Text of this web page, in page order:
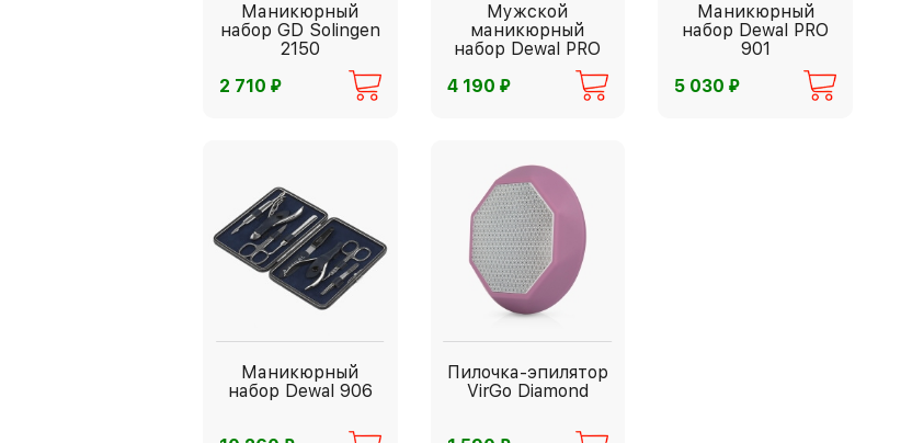
Маникюрный
набор GD Solingen
2150
2 710 ⃏
Мужской
маникюрный
набор Dewal PRO
4 190 ⃏
Маникюрный
набор Dewal PRO
901
5 030⃏
Маникюрный
набор Dewal 906
Пилочка-эпилятор
VirGo Diamond